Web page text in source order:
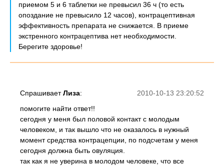
приемом 5 и 6 таблетки не превысил 36 ч (то есть
опоздание не превысило 12 часов), контрацептивная
эффективность препарата не снижается. В приеме
экстренного контрацептива нет необходимости.
Берегите здоровье!
2010-10-13 23:20:52
СпрашиваетЛиза:
помогите найти ответ!!
сегодня у меня был половой контакт с молодым
человеком, и так вышло что не оказалось в нужный
момент средства контрацепции, по подсчетам у меня
сегодня должна быть овуляция.
так как я не уверина в молодом человеке, что все